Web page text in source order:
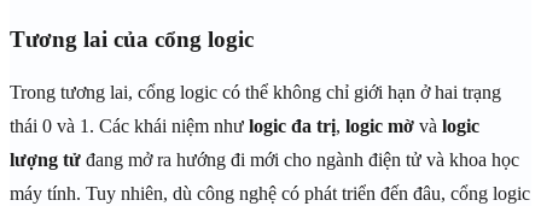
Tương lai của cổng logic
Trong tương lai, cổng logic có thể không chỉ giới hạn ở hai trạng
thái 0 và 1. Các khái niệm như logic đa trị, logic mờ và logic
lượng tử đang mở ra hướng đi mới cho ngành điện tử và khoa học
máy tính. Tuy nhiên, dù công nghệ có phát triển đến đâu, cổng logic